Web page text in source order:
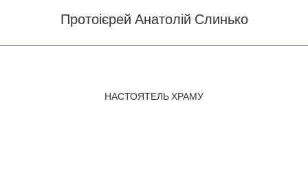
Протоієрей Анатолій Слинько
НАСТОЯТЕЛЬ ХРАМУ